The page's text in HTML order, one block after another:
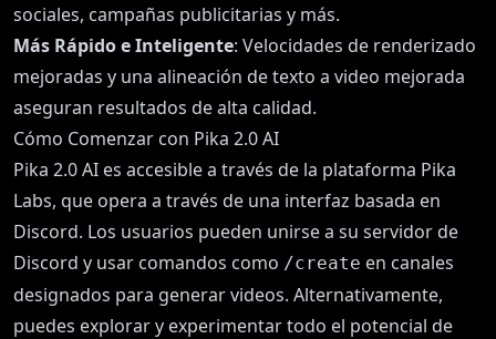
sociales, campañas publicitarias y más.
Más Rápido e Inteligente: Velocidades de renderizado
mejoradas y una alineación de texto a video mejorada
aseguran resultados de alta calidad.
Cómo Comenzar con Pika 2.0 AI
Pika 2.0 AI es accesible a través de la plataforma Pika
Labs, que opera a través de una interfaz basada en
Discord. Los usuarios pueden unirse a su servidor de
Discord y usar comandos como /create en canales
designados para generar videos. Alternativamente,
puedes explorar y experimentar todo el potencial de